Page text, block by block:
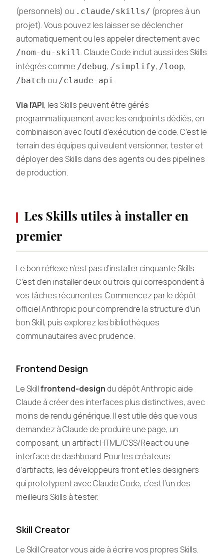
(personnels) ou .claude/skills/ (propres à un
projet). Vous pouvez les laisser se déclencher
automatiquement ou les appeler directement avec
/nom-du-skill. Claude Code inclut aussi des Skills
intégrés comme /debug, /simplify, /loop,
/batch ou /claude-api.
Via l’API, les Skills peuvent être gérés
programmatique­ment avec les endpoints dédiés, en
combinaison avec l’outil d’exécution de code. C’est le
terrain des équipes qui veulent versionner, tester et
déployer des Skills dans des agents ou des pipelines
de production.
Les Skills utiles à installer en
premier
Le bon réflexe n’est pas d’installer cinquante Skills.
C’est d’en installer deux ou trois qui correspondent à
vos tâches récurrentes. Commencez par le dépôt
officiel Anthropic pour comprendre la structure d’un
bon Skill, puis explorez les bibliothèques
communautaires avec prudence.
Frontend Design
Le Skillfrontend-design du dépôt Anthropic aide
Claude à créer des interfaces plus distinctives, avec
moins de rendu générique. Il est utile dès que vous
demandez à Claude de produire une page, un
composant, un artifact HTML/CSS/React ou une
interface de dashboard. Pour les créateurs
d’artifacts, les développeurs front et les designers
qui prototypent avec Claude Code, c’est l’un des
meilleurs Skills à tester.
Skill Creator
Le Skill Creator vous aide à écrire vos propres Skills.